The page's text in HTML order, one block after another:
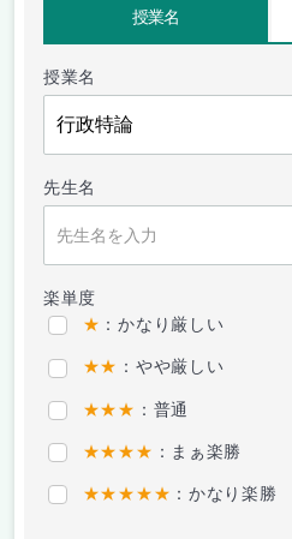
授業名
授業名
先生名
楽単度
★ ：かなり厳しい
★★ ：やや厳しい
★★★ ：普通
★★★★ ：まぁ楽勝
★★★★★ ：かなり楽勝